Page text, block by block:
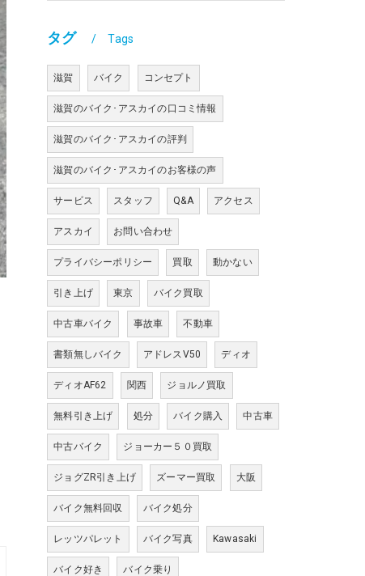
タグ Tags
滋賀 バイク コンセプト
滋賀のバイク･アスカイの口コミ情報
滋賀のバイク･アスカイの評判
滋賀のバイク･アスカイのお客様の声
サービス スタッフ Q&A アクセス
アスカイ お問い合わせ
プライバシーポリシー 買取 動かない
引き上げ 東京 バイク買取
中古車バイク 事故車 不動車
書類無しバイク アドレスV50 ディオ
ディオAF62 関西 ジョルノ買取
無料引き上げ 処分 バイク購入 中古車
中古バイク ジョーカー５０買取
ジョグZR引き上げ ズーマー買取 大阪
バイク無料回収 バイク処分
レッツパレット バイク写真 Kawasaki
バイク好き バイク乗り